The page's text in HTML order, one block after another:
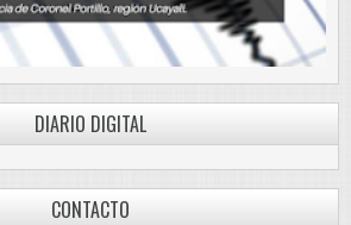
DIARIO DIGITAL
CONTACTO